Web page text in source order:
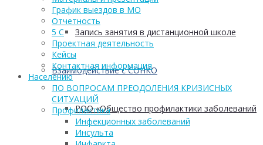
Запись занятия в дистанционной школе
Взаимодействие с СОНКО
РОО «Общество профилактики заболеваний
График выездов в МО
Отчетность
5 С
Проектная деятельность
Кейсы
Контактная информация
Населению
ПО ВОПРОСАМ ПРЕОДОЛЕНИЯ КРИЗИСНЫХ
СИТУАЦИЙ
Профилактика
Инфекционных заболеваний
Инсульта